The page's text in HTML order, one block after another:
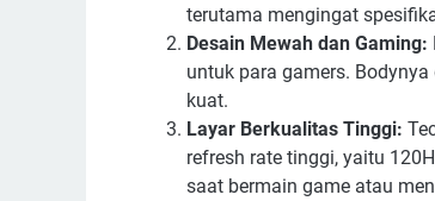
terutama mengingat
Desain Mewah dan Gaming:
untuk para gamers.
kuat.
Layar Berkualitas Tinggi:
refresh rate tinggi, yaitu
saat bermain game atau